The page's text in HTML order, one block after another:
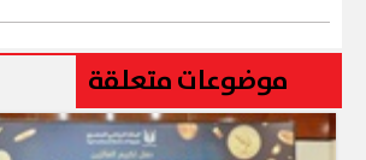
موضوعات متعلقة